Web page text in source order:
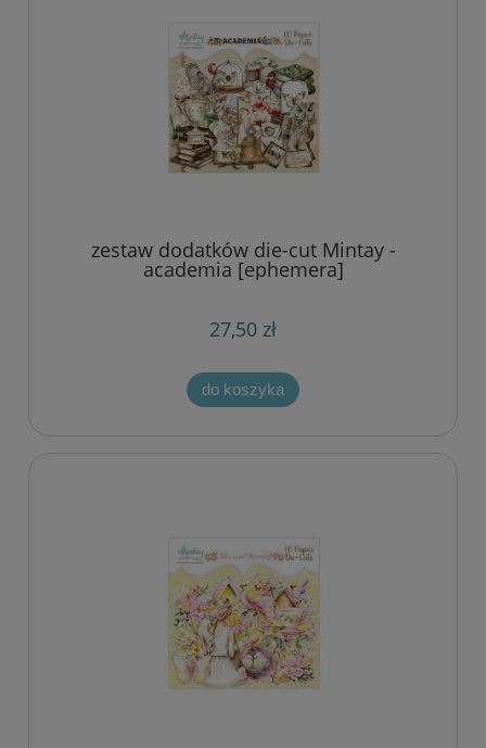
zestaw dodatków die-cut Mintay -
academia [ephemera]
27,50 zł
do koszyka